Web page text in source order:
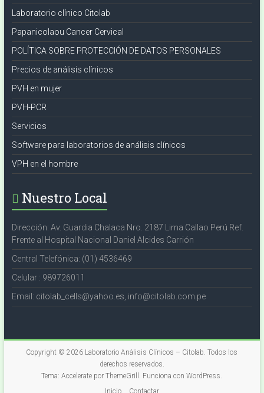
Laboratorio clínico Citolab
Papanicolaou Cancer Cervical
POLÍTICA SOBRE PROTECCIÓN DE DATOS PERSONALES
Precios de análisis clínicos
PVH en mujer
PVH-PCR
Servicios
Software para laboratorios de análisis clínicos
VPH en el hombre
Nuestro Local
Dirección: Av. Guardia Chalaca Nro. 2187 Lima Callao Perú Ref.
Frente al Hospital Nacional Daniel Alcides Carrión
Central Telefónica: (01) 4536469
Celular : 989726011
Email: citolab_cells@yahoo.es, info@citolab.com.pe
Copyright © 2026 Laboratorio Análisis Clínicos – Citolab. Todos los
derechos reservados.
Tema:Accelerate por ThemeGrill. Funciona conWordPress.
Inicio
Contactar